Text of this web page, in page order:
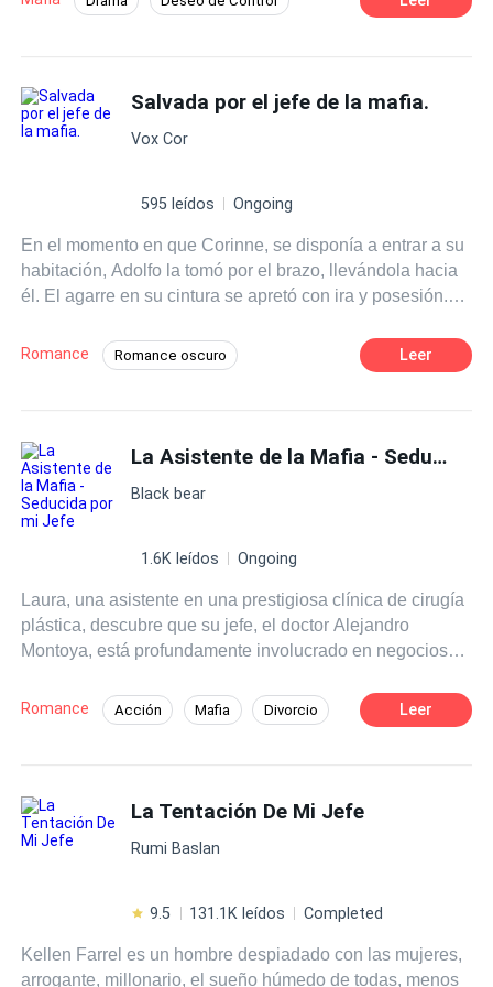
ninguno esperaba era que el monstruo se enamorara de
Relación Retorcida
Matrimonio por Contrato
Salvada por el jefe de la mafia.
Vox Cor
595 leídos Ongoing
En el momento en que Corinne, se disponía a entrar a su
habitación, Adolfo la tomó por el brazo, llevándola hacia
él. El agarre en su cintura se apretó con ira y posesión.
alma. —Te salvé de ese maldito degenerado... Y eres
mía. Me perteneces —declaró. Corinne lo supo desde el
Romance Romance oscuro
De Débil a Fuerte
Leer
La Asistente de la Mafia - Seducida por mi Jefe
Black bear
1.6K leídos Ongoing
Laura, una asistente en una prestigiosa clínica de cirugía
plástica, descubre que su jefe, el doctor Alejandro
Montoya, está profundamente involucrado en negocios
entre el temor y la necesidad desesperada de dinero para
salvar a su madre enferma, Laura se ve atrapada en una
vínculo en el que el amor y el riesgo se entrelazan
peligrosamente. Sin embargo, la amenaza constante del
despiadado capo Ramírez y la oscuridad de los secretos
enfrentarse a sus peores miedos y a luchar por sus vidas.
suspenso y amor, donde los personajes desafían sus
propias limitaciones y se atreven a cambiar el rumbo de
Romance Acción Mafia Divorcio Leer
La Tentación De Mi Jefe
Rumi Baslan
9.5 131.1K leídos Completed
Kellen Farrel es un hombre despiadado con las mujeres,
arrogante, millonario, el sueño húmedo de todas, menos